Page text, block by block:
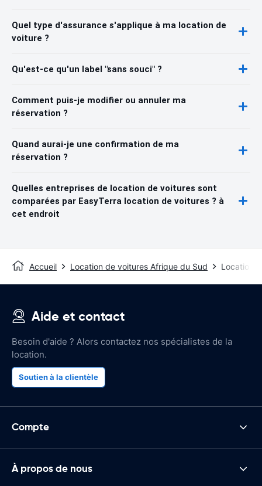
Quel type d'assurance s'applique à ma location de
voiture ?
Qu'est-ce qu'un label "sans souci" ?
Comment puis-je modifier ou annuler ma
réservation ?
Quand aurai-je une confirmation de ma
réservation ?
Quelles entreprises de location de voitures sont
comparées par EasyTerra location de voitures ? à
cet endroit
Accueil Location de voitures Afrique du Sud Location
Aide et contact
Besoin d'aide ? Alors contactez nos spécialistes de la
location.
Soutien à la clientèle
Compte
À propos de nous